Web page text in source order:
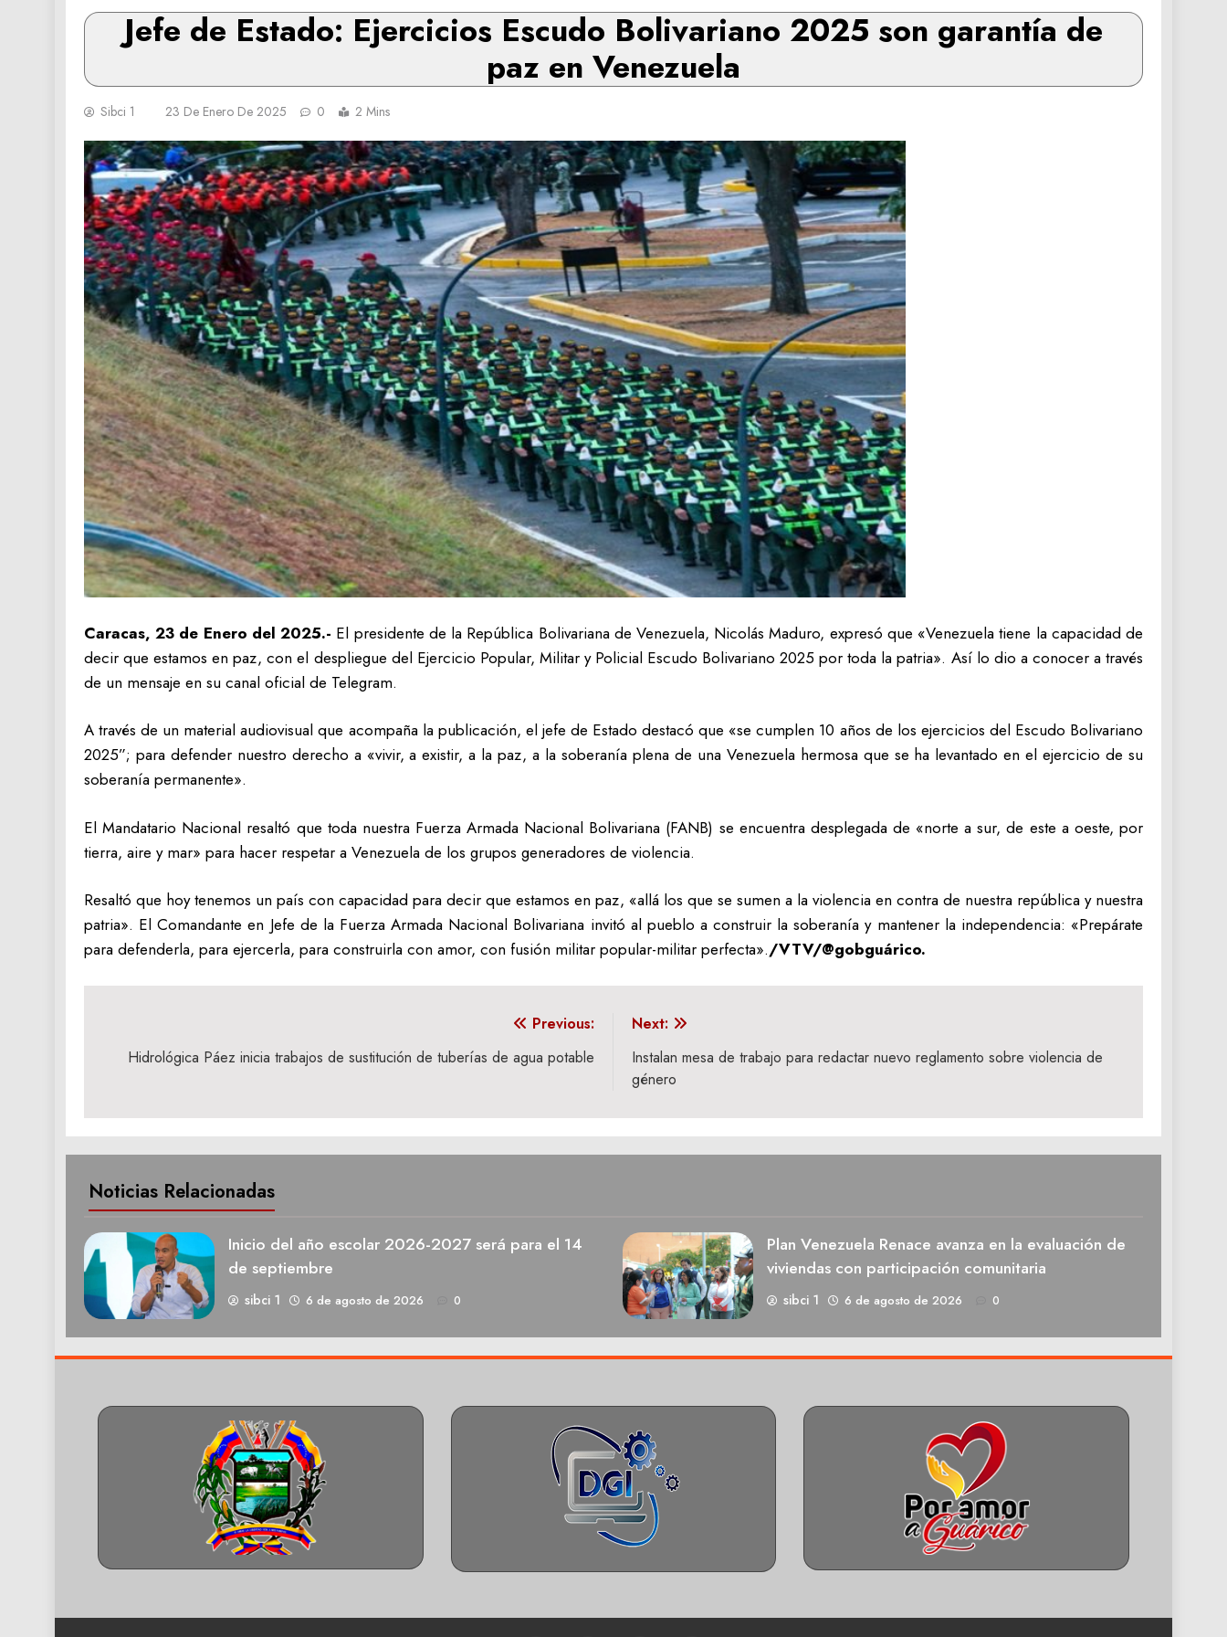
Jefe de Estado: Ejercicios Escudo Bolivariano 2025 son garantía de
paz en Venezuela
Sibci 1 23 De Enero De 2025 0 2 Mins
Caracas, 23 de Enero del 2025.- El presidente de la República Bolivariana de Venezuela, Nicolás Maduro, expresó que «Venezuela tiene la capacidad de
decir que estamos en paz, con el despliegue del Ejercicio Popular, Militar y Policial Escudo Bolivariano 2025 por toda la patria». Así lo dio a conocer a través
de un mensaje en su canal oficial de Telegram.
A través de un material audiovisual que acompaña la publicación, el jefe de Estado destacó que «se cumplen 10 años de los ejercicios del Escudo Bolivariano
2025”; para defender nuestro derecho a «vivir, a existir, a la paz, a la soberanía plena de una Venezuela hermosa que se ha levantado en el ejercicio de su
soberanía permanente».
El Mandatario Nacional resaltó que toda nuestra Fuerza Armada Nacional Bolivariana (FANB) se encuentra desplegada de «norte a sur, de este a oeste, por
tierra, aire y mar» para hacer respetar a Venezuela de los grupos generadores de violencia.
Resaltó que hoy tenemos un país con capacidad para decir que estamos en paz, «allá los que se sumen a la violencia en contra de nuestra república y nuestra
patria». El Comandante en Jefe de la Fuerza Armada Nacional Bolivariana invitó al pueblo a construir la soberanía y mantener la independencia: «Prepárate
para defenderla, para ejercerla, para construirla con amor, con fusión militar popular-militar perfecta»./VTV/@gobguárico.
Previous:
Hidrológica Páez inicia trabajos de sustitución de tuberías de agua potable
Next:
Instalan mesa de trabajo para redactar nuevo reglamento sobre violencia de
género
Noticias Relacionadas
Inicio del año escolar 2026-2027 será para el 14
de septiembre
sibci 1 6 de agosto de 2026 0
Plan Venezuela Renace avanza en la evaluación de
viviendas con participación comunitaria
sibci 1 6 de agosto de 2026 0